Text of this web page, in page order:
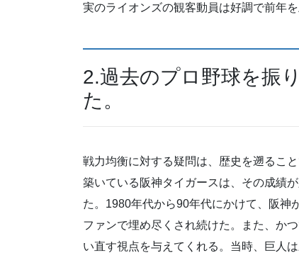
実のライオンズの観客動員は好調で前年を
2.過去のプロ野球を振
た。
戦力均衡に対する疑問は、歴史を遡るこ
築いている阪神タイガースは、その成績
た。1980年代から90年代にかけて、阪神
ファンで埋め尽くされ続けた。また、か
い直す視点を与えてくれる。当時、巨人